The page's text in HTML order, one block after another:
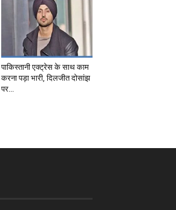
पाकिस्तानी एक्ट्रेस के साथ काम
करना पड़ा भारी, दिलजीत दोसांझ
पर...